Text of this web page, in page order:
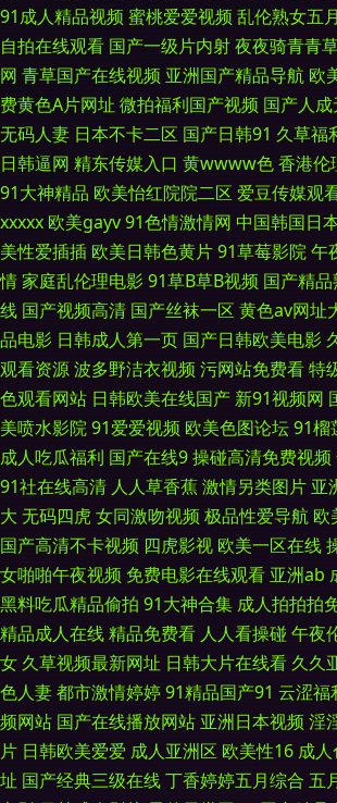
色色 超碰三级 久草国产视频 日韩操操网 成
院 日韩美123视频 1024毛片大全 肏屄免费
妻日韩 91免费公开视频 东京热AV激情
www伊人a片 日韩有码网站 肏屄视频网址
欧美的精品的视频 亚洲精选中文字幕 超碰
片 欧美日韩精品中文 91诱惑 九九黄色视频
剧场 91亚洲色图 黄色软件精品99 午夜丝袜
另类av 麻豆传媟精选集 亚洲一二三元码 豆
拍 色色看片 wwwav麻豆网 欧美Aⅴ在线 91
夜91 岛国有码av 人妖狼人另类 大香蕉一区
诱惑91 91操鸡 国产色网 三级无码网站 av资
香一本AV 91n处女在线 韩国日本色色 亚洲
潮喷 91视屏黄色 欧美人妖在线 91天美 日
费 黄色老湿影片 亚洲福利二区 国产馆肏屄
91成人精品视频 蜜桃爱爱视频 乱伦熟女五
自拍在线观看 国产一级片内射夜夜骑青青
网 青草国产在线视频 亚洲国产精品导航 欧
费黄色A片网址 微拍福利国产视频 国产人
无码人妻 日本不卡二区 国产日韩91 久草福
日韩逼网 精东传媒入口 黄wwww色香港伦
91大神精品 欧美怡红院院二区 爱豆传媒观
xxxxx 欧美gayv91色情激情网 中国韩国日
美性爱插插 欧美日韩色黄片91草莓影院午
情家庭乱伦理电影91草B草B视频 国产精
线 国产视频高清 国产丝袜一区 黄色av网址
品电影 日韩成人第一页 国产日韩欧美电影
观看资源波多野洁衣视频 污网站免费看特
色观看网站 日韩欧美在线国产 新91视频网
美喷水影院91爱爱视频 欧美色图论坛91榴
成人吃瓜福利 国产在线9操碰高清免费视频
91社在线高清 人人草香蕉激情另类图片 亚
大 无码四虎 女同激吻视频 极品性爱导航 欧
国产高清不卡视频 四虎影视 欧美一区在线
女啪啪午夜视频 免费电影在线观看 亚洲ab
黑料吃瓜精品偷拍 91大神合集 成人拍拍拍
精品成人在线精品免费看 人人看操碰午夜
女 久草视频最新网址 日韩大片在线看 久久
色人妻都市激情婷婷91精品国产91 云涩福
频网站 国产在线播放网站 亚洲日本视频 淫
片 日韩欧美爱爱 成人亚洲区 欧美性16 成
址 国产经典三级在线丁香婷婷五月综合 五